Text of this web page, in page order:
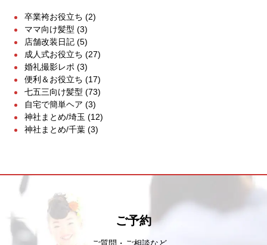
卒業袴お役立ち (2)
ママ向け髪型 (3)
店舗改装日記 (5)
成人式お役立ち (27)
婚礼撮影レポ (3)
便利＆お役立ち (17)
七五三向け髪型 (73)
自宅で簡単ヘア (3)
神社まとめ/埼玉 (12)
神社まとめ/千葉 (3)
ご予約